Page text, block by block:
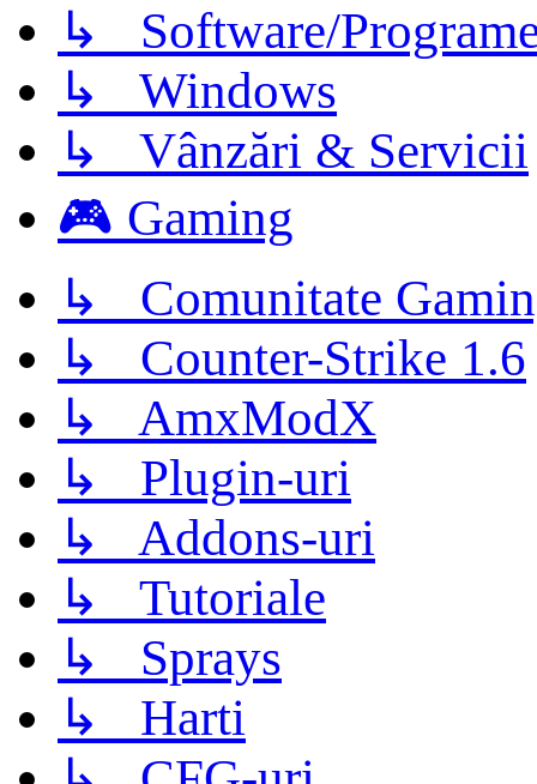
↳ Software/
↳ Windows
↳ Vânzări & Servicii
🎮 Gaming
↳ Comunitate
↳ Counter-Strike 1.6
↳ AmxModX
↳ Plugin-uri
↳ Addons-uri
↳ Tutoriale
↳ Sprays
↳ Harti